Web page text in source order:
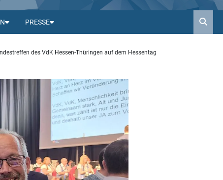
PRESSE
des VdK Hessen-Thüringen auf dem Hessentag